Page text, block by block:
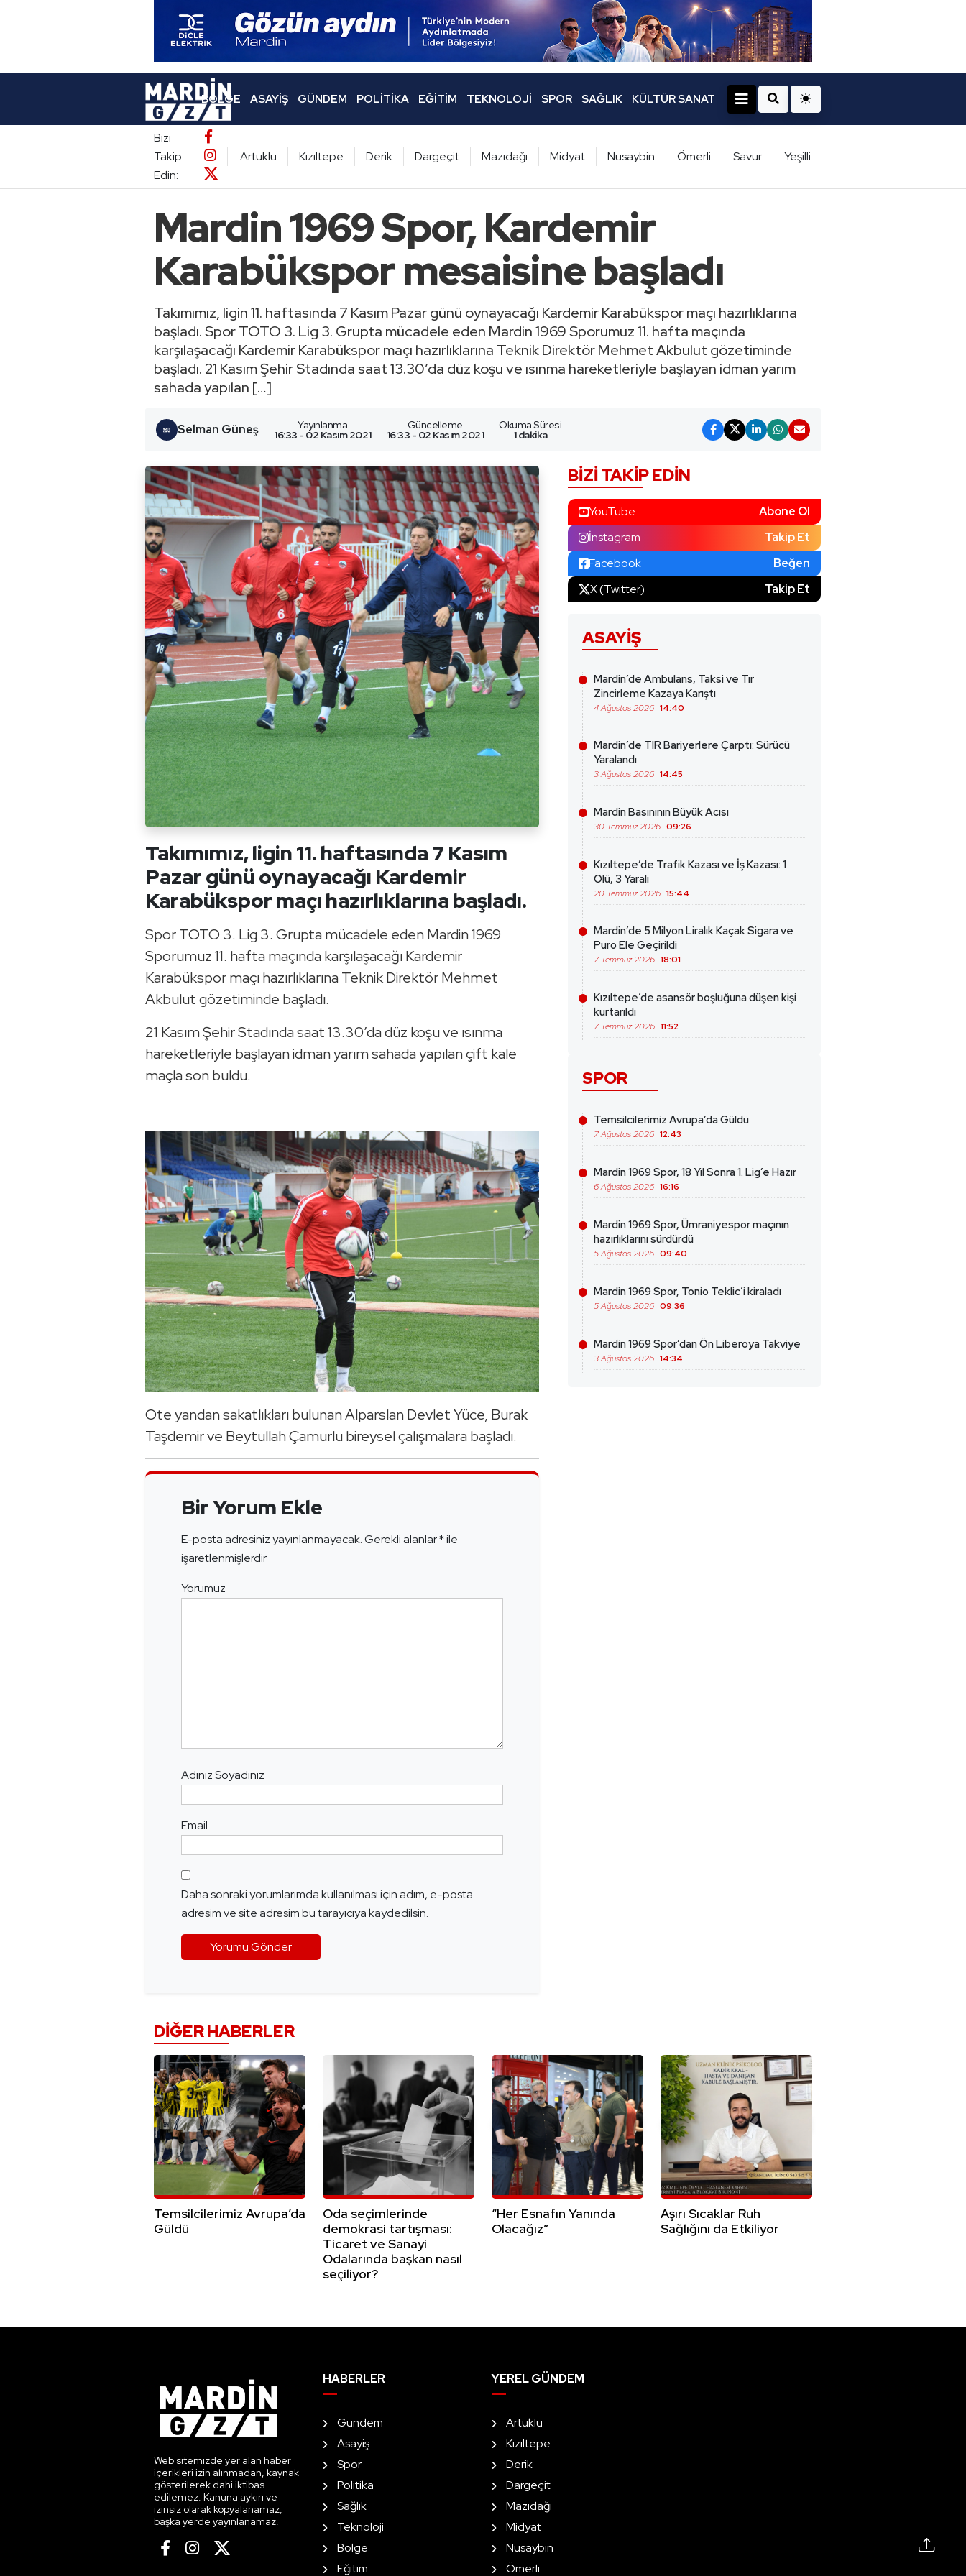
BÖLGE ASAYIŞ GÜNDEM POLITIKA EĞITIM TEKNOLOJI SPOR SAĞLIK KÜLTÜR SANAT
Bizi
Takip
Edin:
Artuklu Kızıltepe Derik Dargeçit Mazıdağı Midyat Nusaybin Ömerli Savur Yeşilli
Mardin 1969 Spor, Kardemir
Karabükspor mesaisine başladı
Takımımız, ligin 11. haftasında 7 Kasım Pazar günü oynayacağı Kardemir Karabükspor maçı hazırlıklarına
başladı. Spor TOTO 3. Lig 3. Grupta mücadele eden Mardin 1969 Sporumuz 11. hafta maçında
karşılaşacağı Kardemir Karabükspor maçı hazırlıklarına Teknik Direktör Mehmet Akbulut gözetiminde
başladı. 21 Kasım Şehir Stadında saat 13.30’da düz koşu ve ısınma hareketleriyle başlayan idman yarım
sahada yapılan […]
Selman Güneş Yayınlanma
16:33 - 02 Kasım 2021
Güncelleme
16:33 - 02 Kasım 2021
Okuma Süresi
1 dakika
Takımımız, ligin 11. haftasında 7 Kasım
Pazar günü oynayacağı Kardemir
Karabükspor maçı hazırlıklarına başladı.
Spor TOTO 3. Lig 3. Grupta mücadele eden Mardin 1969
Sporumuz 11. hafta maçında karşılaşacağı Kardemir
Karabükspor maçı hazırlıklarına Teknik Direktör Mehmet
Akbulut gözetiminde başladı.
21 Kasım Şehir Stadında saat 13.30’da düz koşu ve ısınma
hareketleriyle başlayan idman yarım sahada yapılan çift kale
maçla son buldu.
Öte yandan sakatlıkları bulunan Alparslan Devlet Yüce, Burak
Taşdemir ve Beytullah Çamurlu bireysel çalışmalara başladı.
Bir Yorum Ekle
E-posta adresiniz yayınlanmayacak.Gerekli alanlar*ile
işaretlenmişlerdir
Yorumuz
Adınız Soyadınız
Email
Daha sonraki yorumlarımda kullanılması için adım, e-posta
adresim ve site adresim bu tarayıcıya kaydedilsin.
BIZI TAKIP EDIN
YouTube
Abone Ol
İnstagram
Takip Et
Facebook
Beğen
X (Twitter)
Takip Et
ASAYIŞ
Mardin’de Ambulans, Taksi ve Tır
Zincirleme Kazaya Karıştı
4 Ağustos 2026 14:40
Mardin’de TIR Bariyerlere Çarptı: Sürücü
Yaralandı
3 Ağustos 2026 14:45
Mardin Basınının Büyük Acısı
30 Temmuz 2026 09:26
Kızıltepe’de Trafik Kazası ve İş Kazası: 1
Ölü, 3 Yaralı
20 Temmuz 2026 15:44
Mardin’de 5 Milyon Liralık Kaçak Sigara ve
Puro Ele Geçirildi
7 Temmuz 2026 18:01
Kızıltepe’de asansör boşluğuna düşen kişi
kurtarıldı
7 Temmuz 2026 11:52
SPOR
Temsilcilerimiz Avrupa’da Güldü
7 Ağustos 2026 12:43
Mardin 1969 Spor, 18 Yıl Sonra 1. Lig’e Hazır
6 Ağustos 2026 16:16
Mardin 1969 Spor, Ümraniyespor maçının
hazırlıklarını sürdürdü
5 Ağustos 2026 09:40
Mardin 1969 Spor, Tonio Teklic’i kiraladı
5 Ağustos 2026 09:36
Mardin 1969 Spor’dan Ön Liberoya Takviye
3 Ağustos 2026 14:34
DIĞER HABERLER
Temsilcilerimiz Avrupa’da
Güldü
Oda seçimlerinde
demokrasi tartışması:
Ticaret ve Sanayi
Odalarında başkan nasıl
seçiliyor?
“Her Esnafın Yanında
Olacağız”
Aşırı Sıcaklar Ruh
Sağlığını da Etkiliyor
Web sitemizde yer alan haber
içerikleri izin alınmadan, kaynak
gösterilerek dahi iktibas
edilemez. Kanuna aykırı ve
izinsiz olarak kopyalanamaz,
başka yerde yayınlanamaz.
HABERLER
Gündem
Asayiş
Spor
Politika
Sağlık
Teknoloji
Bölge
Eğitim
YEREL GÜNDEM
Artuklu
Kızıltepe
Derik
Dargeçit
Mazıdağı
Midyat
Nusaybin
Ömerli